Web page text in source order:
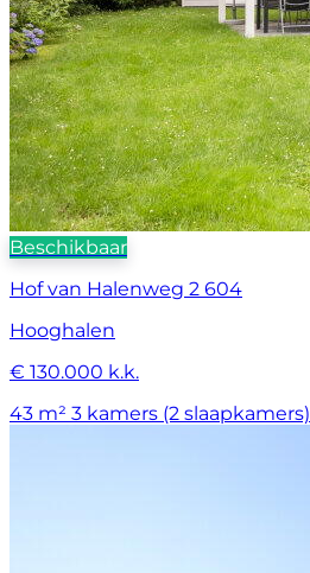
Beschikbaar
Hof van Halenweg 2 604
Hooghalen
€ 130.000 k.k.
43 m² 3 kamers (2 slaapkamers)